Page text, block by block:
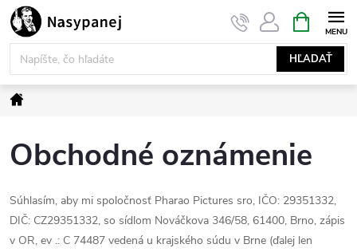
Prejsť
na
obsah
HĽADAŤ
KOŠÍK
Domov
Obchodné oznámenie
Súhlasím, aby mi spoločnosť Pharao Pictures sro, IČO: 29351332,
DIČ: CZ29351332, so sídlom Nováčkova 346/58, 61400, Brno, zápis
v OR, ev .: C 74487 vedená u krajského súdu v Brne (ďalej len